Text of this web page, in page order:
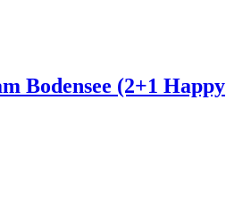
Bodensee (2+1 Happy